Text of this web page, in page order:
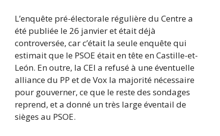
L’enquête pré-électorale régulière du Centre a
été publiée le 26 janvier et était déjà
controversée, car c’était la seule enquête qui
estimait que le PSOE était en tête en Castille-et-
León. En outre, la CEI a refusé à une éventuelle
alliance du PP et de Vox la majorité nécessaire
pour gouverner, ce que le reste des sondages
reprend, et a donné un très large éventail de
sièges au PSOE.